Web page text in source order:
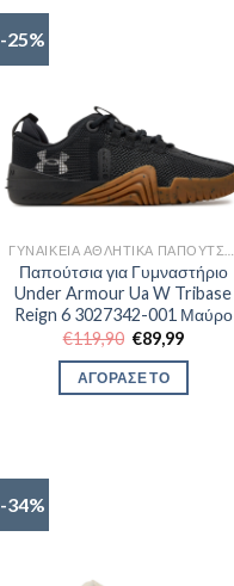
-25%
Παπούτσια για Γυμναστήριο
Under Armour Ua W Tribase
Reign 6 3027342-001 Μαύρο
€119,90 Original
price
was:
€119,90.
€89,99Η
ΑΓΟΡΑΣΕ ΤΟ
-34%